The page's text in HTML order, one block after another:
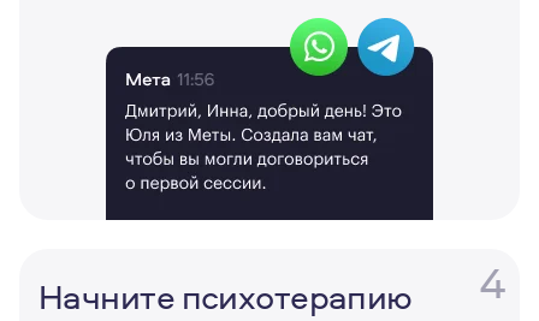
4
Начните психотерапию